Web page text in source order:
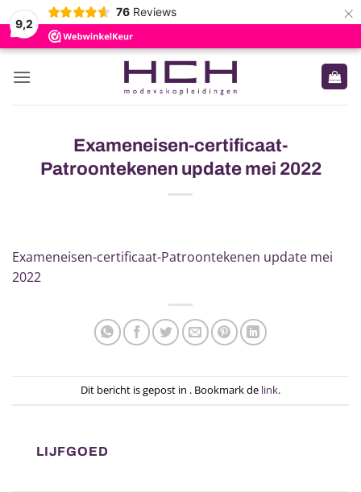
9,2
76 Reviews ×
Ga
naar
Exameneisen-certificaat-
Patroontekenen update mei 2022
Exameneisen-certificaat-Patroontekenen update mei
2022
Dit bericht is gepost in . Bookmark de link.
LIJFGOED